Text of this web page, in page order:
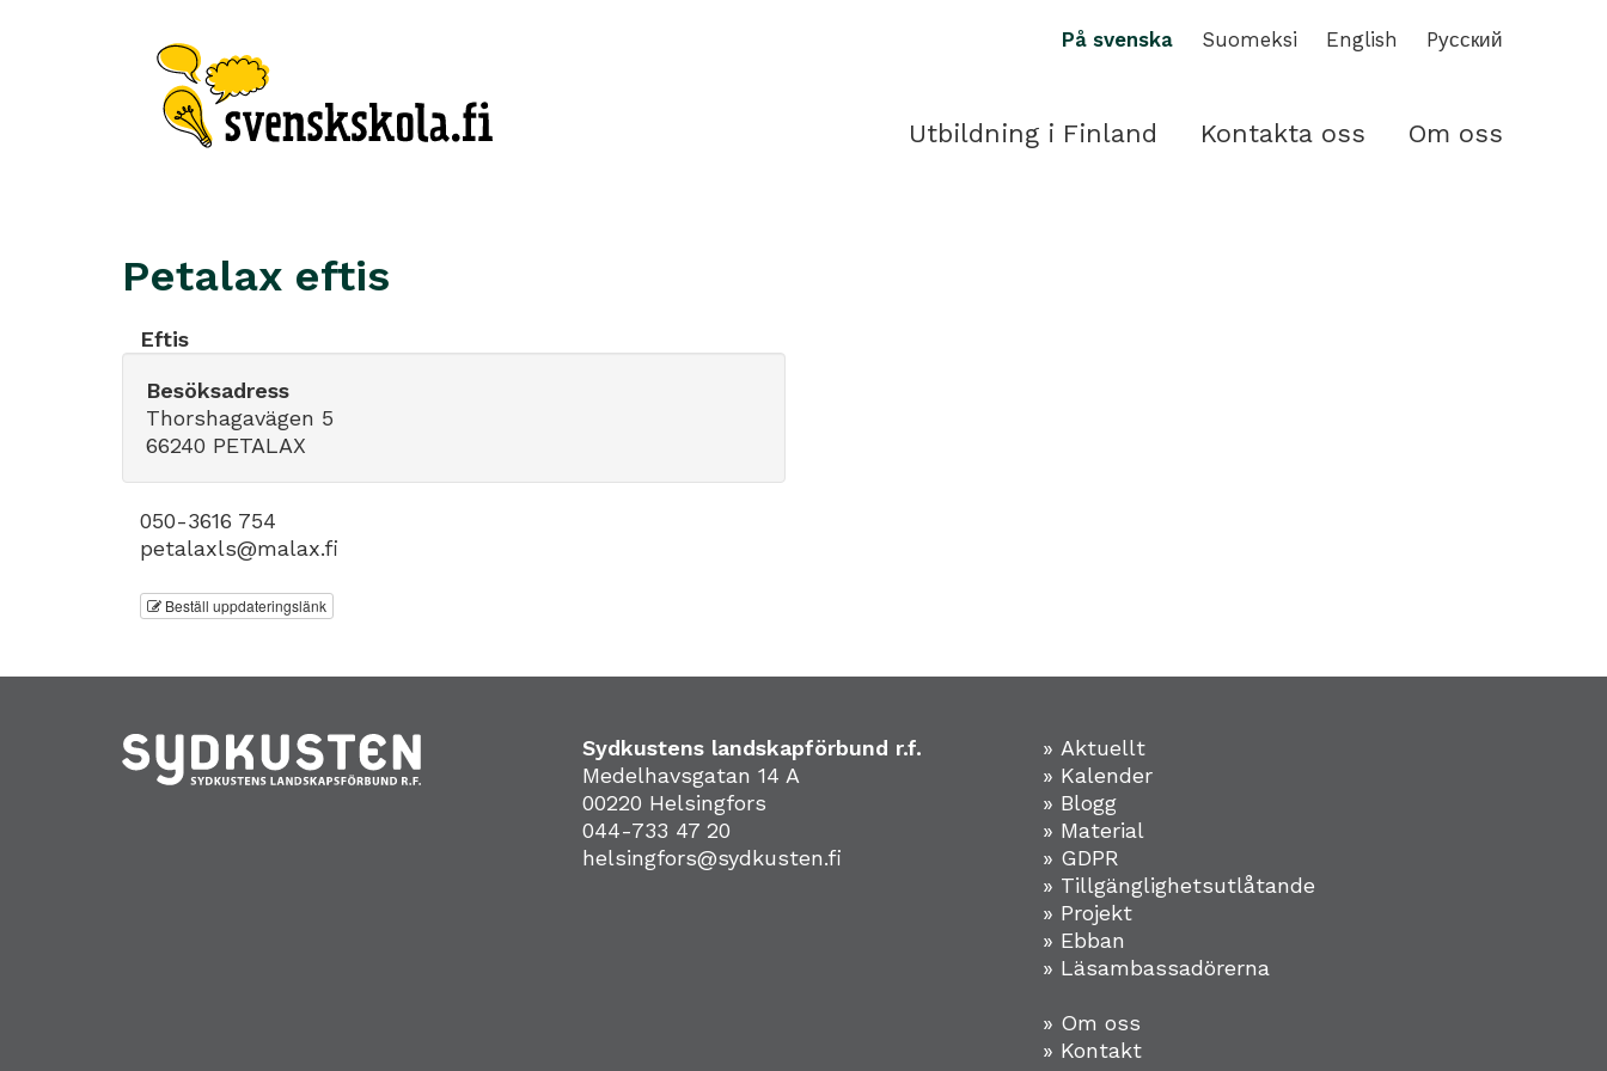
På svenska Suomeksi English Pусский
Utbildning i Finland Kontakta oss Om oss
Petalax eftis
Eftis
Besöksadress
Thorshagavägen 5
66240 PETALAX
050-3616 754
petalaxls@malax.fi
Beställ uppdateringslänk
Sydkustens landskapförbund r.f.
Medelhavsgatan 14 A
00220 Helsingfors
044-733 47 20
helsingfors@sydkusten.fi
» Aktuellt
» Kalender
» Blogg
» Material
» GDPR
» Tillgänglighetsutlåtande
» Projekt
» Ebban
» Läsambassadörerna
» Om oss
» Kontakt